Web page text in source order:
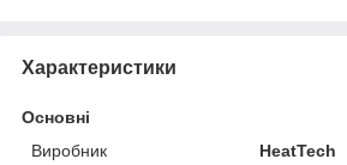
Характеристики
Основні
Виробник
HeatTech